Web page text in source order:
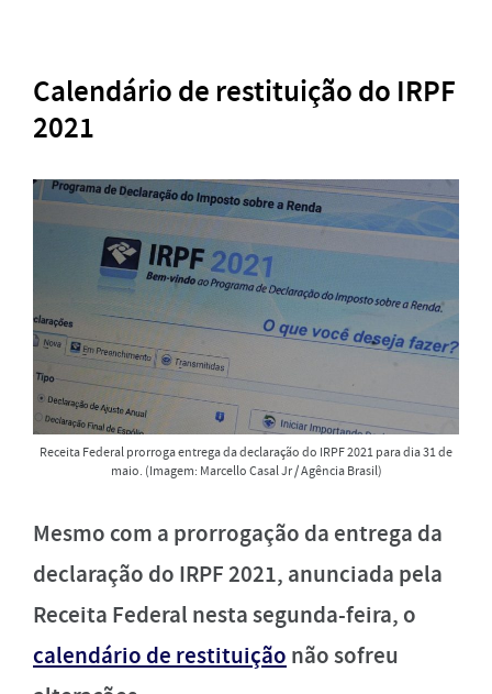
Calendário de restituição do IRPF
2021
Receita Federal prorroga entrega da declaração do IRPF 2021 para dia 31 de
maio. (Imagem: Marcello Casal Jr / Agência Brasil)
Mesmo com a prorrogação da entrega da
declaração do IRPF 2021, anunciada pela
Receita Federal nesta segunda-feira, o
calendário de restituição não sofreu